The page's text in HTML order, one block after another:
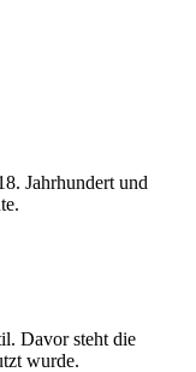
Jahrhundert und
Davor steht die
wurde.